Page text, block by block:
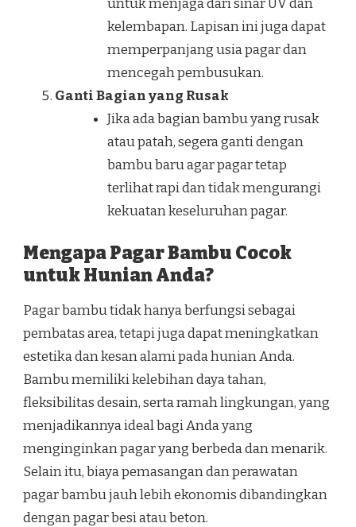
untuk menjaga dari sinar UV dan
kelembapan. Lapisan ini juga dapat
memperpanjang usia pagar dan
mencegah pembusukan.
Ganti Bagian yang Rusak
Jika ada bagian bambu yang rusak
atau patah, segera ganti dengan
bambu baru agar pagar tetap
terlihat rapi dan tidak mengurangi
kekuatan keseluruhan pagar.
Mengapa Pagar Bambu Cocok
untuk Hunian Anda?
Pagar bambu tidak hanya berfungsi sebagai
pembatas area, tetapi juga dapat meningkatkan
estetika dan kesan alami pada hunian Anda.
Bambu memiliki kelebihan daya tahan,
fleksibilitas desain, serta ramah lingkungan, yang
menjadikannya ideal bagi Anda yang
menginginkan pagar yang berbeda dan menarik.
Selain itu, biaya pemasangan dan perawatan
pagar bambu jauh lebih ekonomis dibandingkan
dengan pagar besi atau beton.